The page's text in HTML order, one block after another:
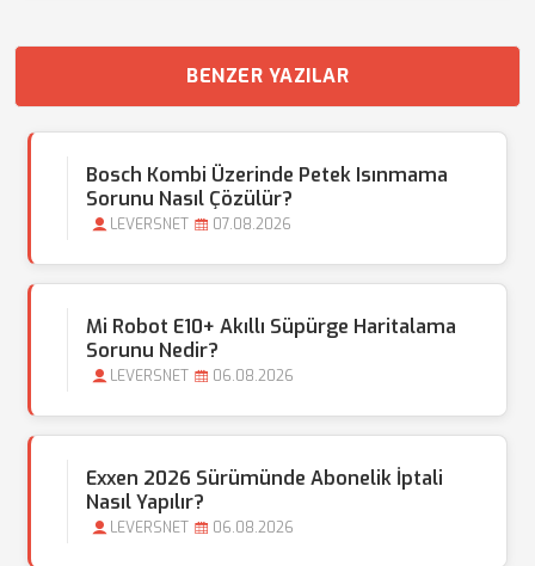
BENZER YAZILAR
Bosch Kombi Üzerinde Petek Isınmama
Sorunu Nasıl Çözülür?
LEVERSNET 07.08.2026
Mi Robot E10+ Akıllı Süpürge Haritalama
Sorunu Nedir?
LEVERSNET 06.08.2026
Exxen 2026 Sürümünde Abonelik İptali
Nasıl Yapılır?
LEVERSNET 06.08.2026